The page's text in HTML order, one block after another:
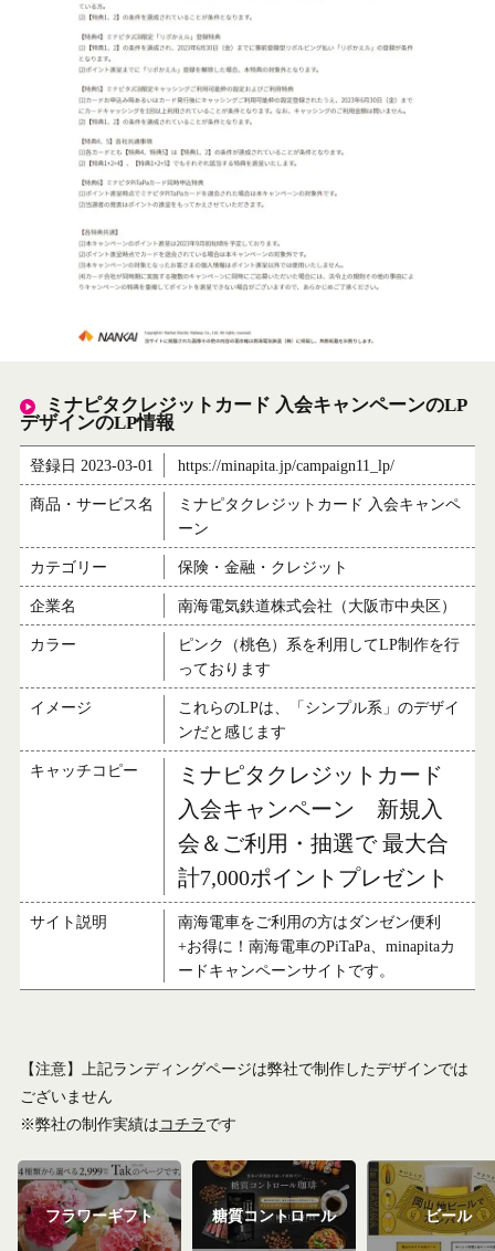
ミナピタクレジットカード 入会キャンペーンのLP
デザインのLP情報
登録日 2023-03-01 https://minapita.jp/campaign11_lp/
商品・サービス名
ミナピタクレジットカード 入会キャンペ
ーン
カテゴリー 保険・金融・クレジット
企業名 南海電気鉄道株式会社（大阪市中央区）
カラー
ピンク（桃色）系を利用してLP制作を行
っております
イメージ
これらのLPは、「シンプル系」のデザイ
ンだと感じます
キャッチコピー
ミナピタクレジットカード
入会キャンペーン 新規入
会＆ご利用・抽選で 最大合
計7,000ポイントプレゼント
サイト説明
南海電車をご利用の方はダンゼン便利
+お得に！南海電車のPiTaPa、minapitaカ
ードキャンペーンサイトです。
【注意】上記ランディングページは弊社で制作したデザインでは
ございません
※弊社の制作実績はコチラです
フラワーギフト 糖質コントロール ビール